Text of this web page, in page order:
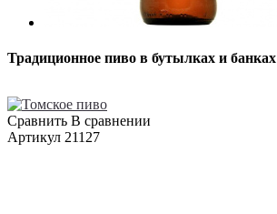
Традиционное пиво в бутылках и банках
Сравнить В сравнении
Артикул 21127